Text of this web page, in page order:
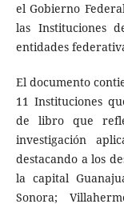
el Gobierno
las Instituciones
entidades
El documento
11 Instituciones
de libro que
investigación
destacando a los
la capital
Sonora;